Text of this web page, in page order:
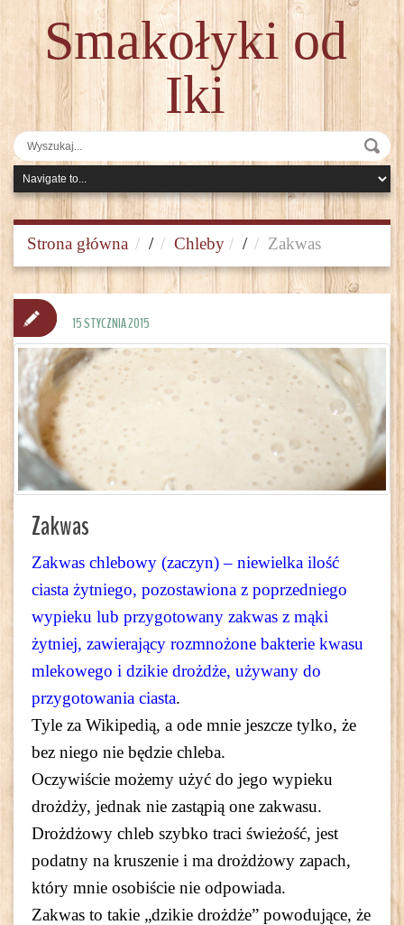
Smakołyki od
Iki
Strona główna / Chleby / Zakwas
Zakwas
Zakwas chlebowy (zaczyn) – niewielka ilość
ciasta żytniego, pozostawiona z poprzedniego
wypieku lub przygotowany zakwas z mąki
żytniej, zawierający rozmnożone bakterie kwasu
mlekowego i dzikie drożdże, używany do
przygotowania ciasta.
Tyle za Wikipedią, a ode mnie jeszcze tylko, że
bez niego nie będzie chleba.
Oczywiście możemy użyć do jego wypieku
drożdży, jednak nie zastąpią one zakwasu.
Drożdżowy chleb szybko traci świeżość, jest
podatny na kruszenie i ma drożdżowy zapach,
który mnie osobiście nie odpowiada.
Zakwas to takie „dzikie drożdże” powodujące, że
15 STYCZNIA 2015